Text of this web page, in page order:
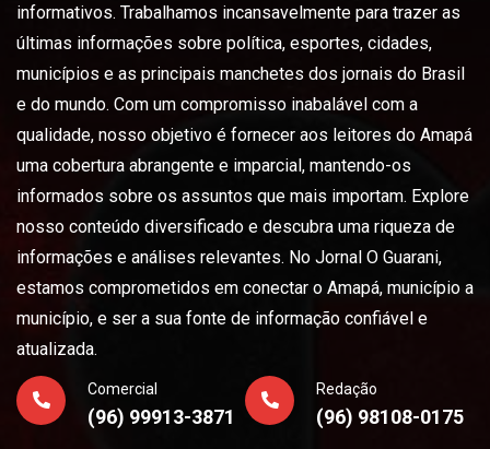
informativos. Trabalhamos incansavelmente para trazer as
últimas informações sobre política, esportes, cidades,
municípios e as principais manchetes dos jornais do Brasil
e do mundo. Com um compromisso inabalável com a
qualidade, nosso objetivo é fornecer aos leitores do Amapá
uma cobertura abrangente e imparcial, mantendo-os
informados sobre os assuntos que mais importam. Explore
nosso conteúdo diversificado e descubra uma riqueza de
informações e análises relevantes. No Jornal O Guarani,
estamos comprometidos em conectar o Amapá, município a
município, e ser a sua fonte de informação confiável e
atualizada.
Comercial
(96) 99913-3871
Redação
(96) 98108-0175